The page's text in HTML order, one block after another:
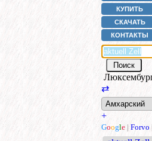
КУПИТЬ
СКАЧАТЬ
КОНТАКТЫ
⇄
+
Google | Forvo